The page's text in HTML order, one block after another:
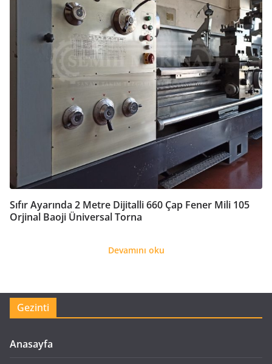
Sıfır Ayarında 2 Metre Dijitalli 660 Çap Fener Mili 105
Orjinal Baoji Üniversal Torna
Devamını oku
Gezinti
Anasayfa